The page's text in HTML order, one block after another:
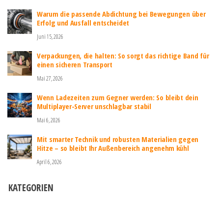
Warum die passende Abdichtung bei Bewegungen über
Erfolg und Ausfall entscheidet
Juni 15, 2026
Verpackungen, die halten: So sorgt das richtige Band für
einen sicheren Transport
Mai 27, 2026
Wenn Ladezeiten zum Gegner werden: So bleibt dein
Multiplayer-Server unschlagbar stabil
Mai 6, 2026
Mit smarter Technik und robusten Materialien gegen
Hitze – so bleibt Ihr Außenbereich angenehm kühl
April 6, 2026
KATEGORIEN